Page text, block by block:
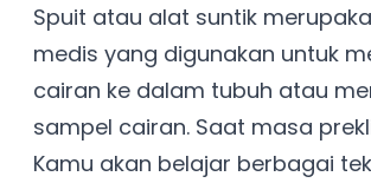
Spuit atau alat suntik
medis yang digunakan untuk
cairan ke dalam tubuh atau
sampel cairan. Saat masa
Kamu akan belajar berbagai